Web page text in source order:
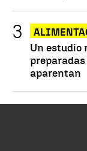
Un estudio
aparentan